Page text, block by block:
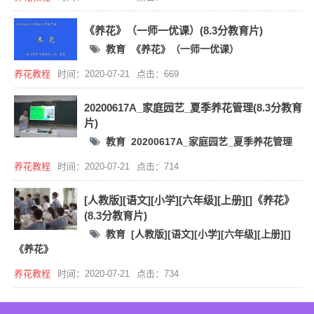
《养花》（一师一优课）(8.3分教育片)
教育 《养花》（一师一优课）
养花教程 时间：2020-07-21 点击：669
20200617A_家庭园艺_夏季养花管理(8.3分教育
片)
教育 20200617A_家庭园艺_夏季养花管理
养花教程 时间：2020-07-21 点击：714
[人教版][语文][小学][六年级][上册][]《养花》
(8.3分教育片)
教育 [人教版][语文][小学][六年级][上册][]
《养花》
养花教程 时间：2020-07-21 点击：734